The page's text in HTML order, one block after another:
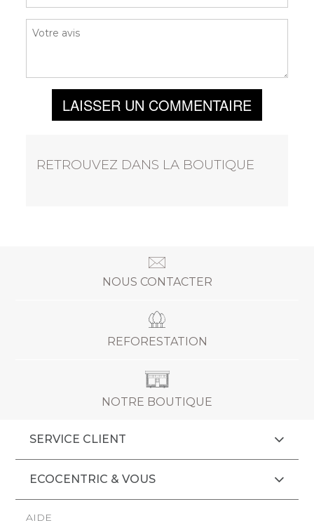
LAISSER UN COMMENTAIRE
RETROUVEZ DANS LA BOUTIQUE
NOUS CONTACTER
REFORESTATION
NOTRE BOUTIQUE
SERVICE CLIENT
ECOCENTRIC & VOUS
AIDE